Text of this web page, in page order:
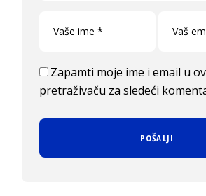
Zapamti moje ime i email u
pretraživaču za sledeći